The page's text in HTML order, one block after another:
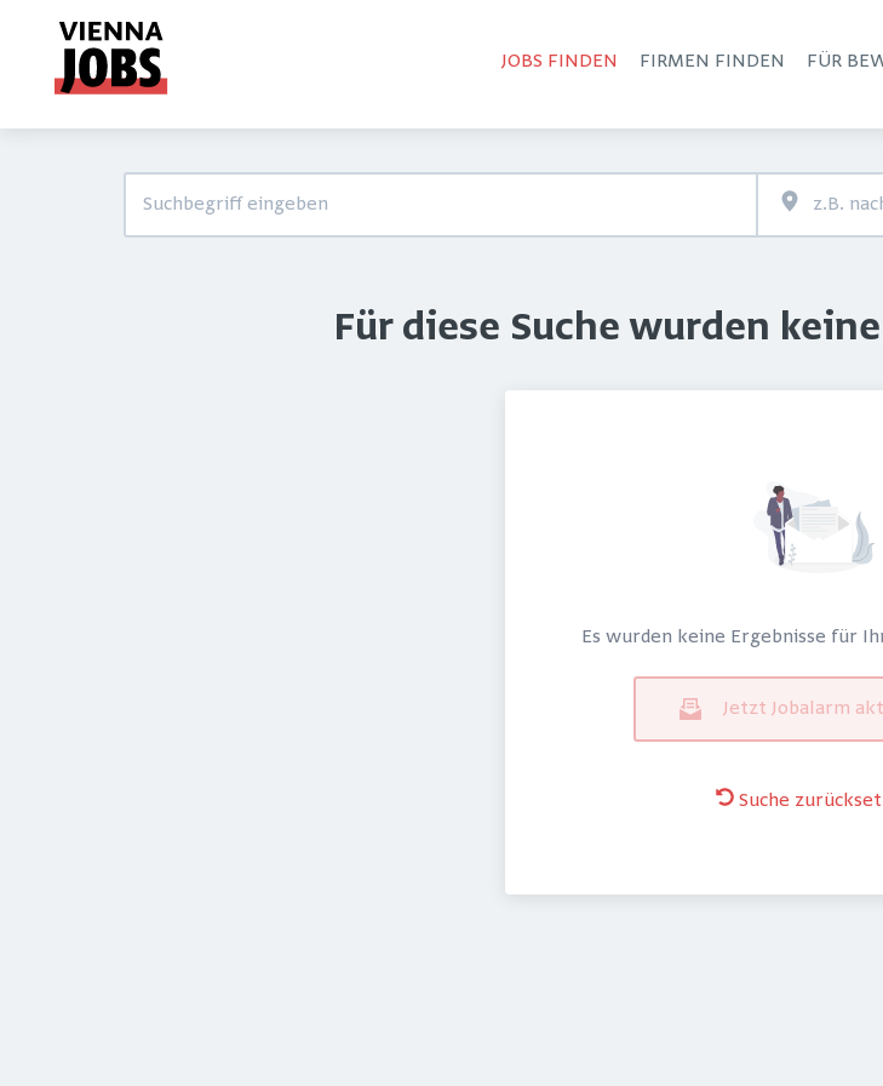
JOBS FINDEN FIRMEN FINDEN FÜR
Für diese Suche wurden
Es wurden keine Ergebnisse für
Jetzt Jobalarm
Suche